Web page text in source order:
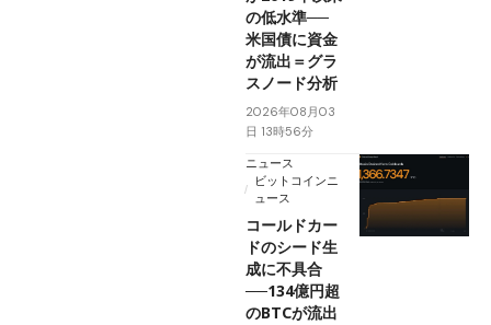
の低水準──
米国債に資金
が流出＝グラ
スノード分析
2026年08月03
日 13時56分
ニュース
ビットコインニ
ュース
コールドカー
ドのシード生
成に不具合
──134億円超
のBTCが流出